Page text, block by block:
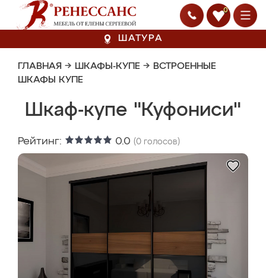
0
ШАТУРА
ГЛАВНАЯ → ШКАФЫ-КУПЕ → ВСТРОЕННЫЕ
ШКАФЫ КУПЕ
Шкаф-купе "Куфониси"
Рейтинг: 0.0 (0 голосов)